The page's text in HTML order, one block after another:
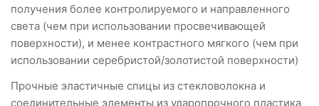
получения более контролируемого и направленного
света (чем при использовании просвечивающей
поверхности), и менее контрастного мягкого (чем при
использовании серебристой/золотистой поверхности)
Прочные эластичные спицы из стекловолокна и
соединительные элементы из ударопрочного пластика